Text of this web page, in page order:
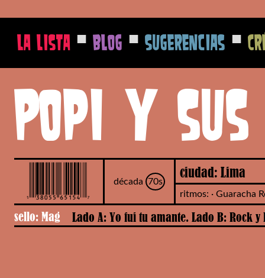
La Lista ■ Blog ■ Sugerencias ■
Popi y
década 70s
ciudad: Lima
ritmos: · Guaracha
sello: Mag Lado A: Yo fui tu amante. Lado B: Rock y